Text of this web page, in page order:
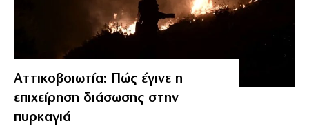
Αττικοβοιωτία: Πώς έγινε η
επιχείρηση διάσωσης στην
πυρκαγιά